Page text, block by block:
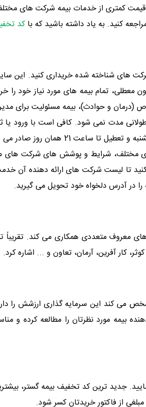
قیمت کمتری از خدمات بیمه شرکت های
کنید. به یاد داشته باشید که با کد
های شناخته شده خریداری کنید. این
معطلی، تمام بیمه های مورد نیاز خود را
(درمان و حوادث)، بیمه مسئولیت برای
مدت نمی شود. کافی است با ورود یا
مختلف، شرایط و پوشش های شرکت های
تا لیست شرکت های ارائه دهنده آن
در آدرس دلخواه خود تحویل می گیرید.
معروف متعددی همکاری می کند. تقریباً
کار آفرین، آرمان، تعاون و ... اشاره کرد.
این سرمایه گذاری ارزشش را دارد
مورد نظرتان را مطالعه کرده و
جدید ترین کد تخفیف بیمه گستر،
از فاکتور خریدتان کسر شود.